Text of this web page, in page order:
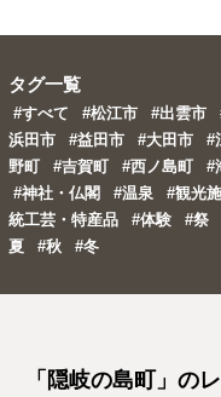
タグ一覧
#すべて #松江市 #出雲市
浜田市
#益田市 #大田市 #
野町
#吉賀町 #西ノ島町 #
#神社・仏閣
#温泉 #観光
統工芸・特産品
#体験 #祭
夏
#秋 #冬
「隠岐の島町」の